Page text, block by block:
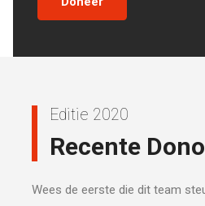
Editie 2020
Recente
Wees de eerste die dit team